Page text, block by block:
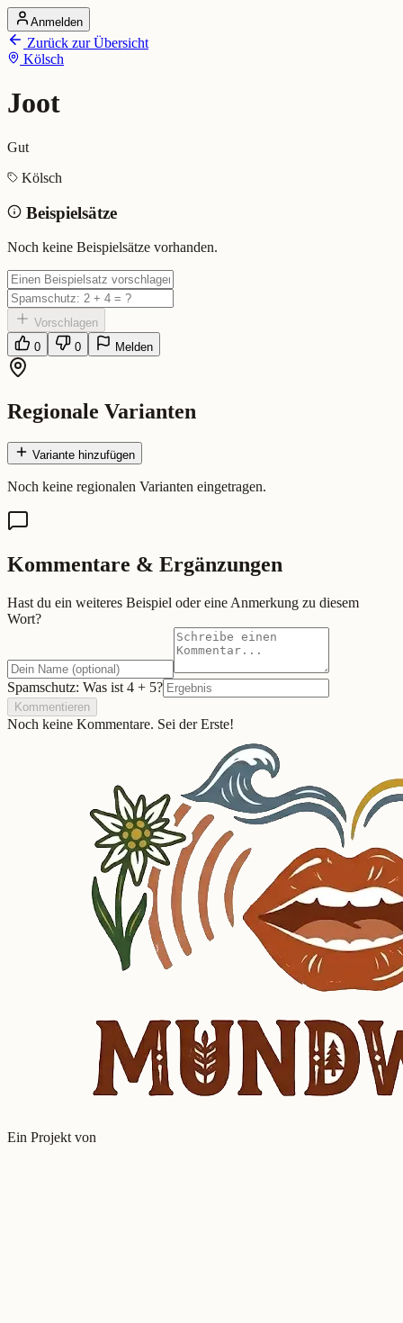
Startseite
Alle Dialekte
Dialekte vergleichen
Dialekt-Karte
Ranking
Joot (Kölsch)
Bedeutung: Gut
Eingereicht von: Mundwerk Team
Anmelden
Zurück zur Übersicht
Kölsch
Joot
Gut
Kölsch
Beispielsätze
Noch keine Beispielsätze vorhanden.
Vorschlagen
0
0 Melden
Regionale Varianten
Variante hinzufügen
Noch keine regionalen Varianten eingetragen.
Kommentare & Ergänzungen
Hast du ein weiteres Beispiel oder eine Anmerkung zu diesem
Wort?
Spamschutz: Was ist 4 + 5?
Kommentieren
Noch keine Kommentare. Sei der Erste!
Ein Projekt von